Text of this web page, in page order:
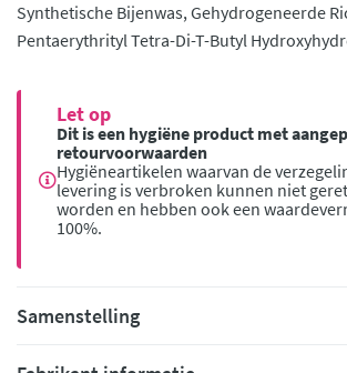
Synthetische Bijenwas, Gehydrogeneerde
Pentaerythrityl Tetra-Di-T-Butyl
Let op
Dit is een hygiëne product met
retourvoorwaarden
Hygiëneartikelen waarvan de
levering is verbroken kunnen niet
worden en hebben ook een
100%.
Samenstelling